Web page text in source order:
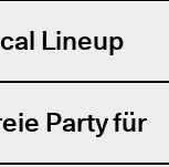
Lineup
Party für